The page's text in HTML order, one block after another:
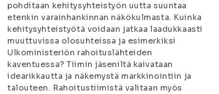
pohditaan kehitysyhteistyön uutta suuntaa
etenkin varainhankinnan näkökulmasta. Kuinka
kehitysyhteistyötä voidaan jatkaa laadukkaasti
muuttuvissa olosuhteissa ja esimerkiksi
Ulkoministeriön rahoituslähteiden
kaventuessa? Tiimin jäseniltä kaivataan
idearikkautta ja näkemystä markkinointiin ja
talouteen. Rahoitustiimistä valitaan myös